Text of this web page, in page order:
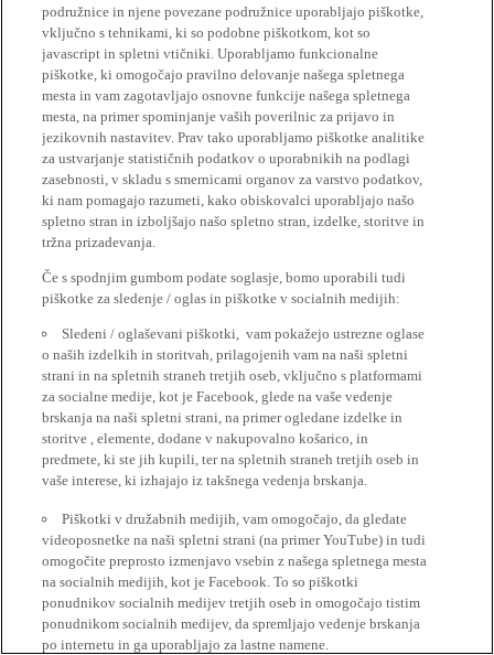
podružnice in njene povezane podružnice uporabljajo piškotke,
vključno s tehnikami, ki so podobne piškotkom, kot so
javascript in spletni vtičniki. Uporabljamo funkcionalne
piškotke, ki omogočajo pravilno delovanje našega spletnega
mesta in vam zagotavljajo osnovne funkcije našega spletnega
mesta, na primer spominjanje vaših poverilnic za prijavo in
jezikovnih nastavitev. Prav tako uporabljamo piškotke analitike
za ustvarjanje statističnih podatkov o uporabnikih na podlagi
zasebnosti, v skladu s smernicami organov za varstvo podatkov,
ki nam pomagajo razumeti, kako obiskovalci uporabljajo našo
spletno stran in izboljšajo našo spletno stran, izdelke, storitve in
tržna prizadevanja.
Če s spodnjim gumbom podate soglasje, bomo uporabili tudi
piškotke za sledenje / oglas in piškotke v socialnih medijih:
Sledeni / oglaševani piškotki, vam pokažejo ustrezne oglase
o naših izdelkih in storitvah, prilagojenih vam na naši spletni
strani in na spletnih straneh tretjih oseb, vključno s platformami
za socialne medije, kot je Facebook, glede na vaše vedenje
brskanja na naši spletni strani, na primer ogledane izdelke in
storitve , elemente, dodane v nakupovalno košarico, in
predmete, ki ste jih kupili, ter na spletnih straneh tretjih oseb in
vaše interese, ki izhajajo iz takšnega vedenja brskanja.
Piškotki v družabnih medijih, vam omogočajo, da gledate
videoposnetke na naši spletni strani (na primer YouTube) in tudi
omogočite preprosto izmenjavo vsebin z našega spletnega mesta
na socialnih medijih, kot je Facebook. To so piškotki
ponudnikov socialnih medijev tretjih oseb in omogočajo tistim
ponudnikom socialnih medijev, da spremljajo vedenje brskanja
po internetu in ga uporabljajo za lastne namene.